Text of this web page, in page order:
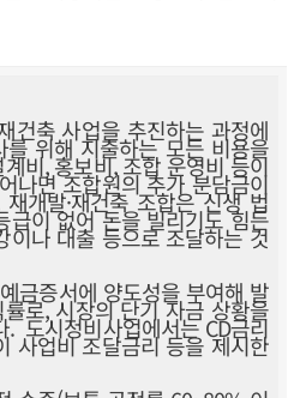
건축 사업을 추진하는 과정에
위해 지출하는 모든 비용을
비, 홍보비, 조합 운영비 등이
나면 조합원의 추가 분담금이
개발·재건축 조합은 신생 법
급이 없어 돈을 빌리기도 힘든
이나 대출 등으로 조달하는 것
금증서에 양도성을 부여해 발
로, 시장의 단기 자금 상황을
. 도시정비사업에서는 CD금리
사업비 조달금리 등을 제시한